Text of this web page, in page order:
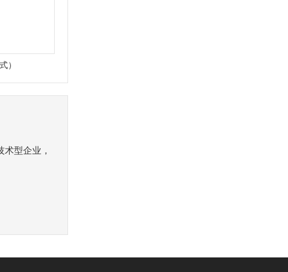
）
型企业，